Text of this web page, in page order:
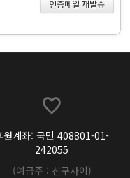
원계좌: 국민 408801-01-
242055
(예금주 : 친구사이)